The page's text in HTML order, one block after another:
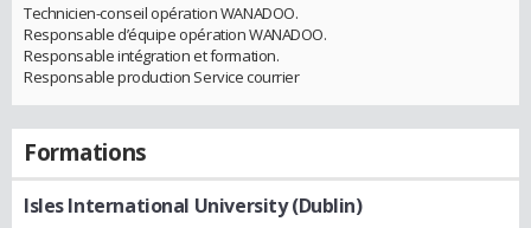
Technicien-conseil opération WANADOO.
Responsable d’équipe opération WANADOO.
Responsable intégration et formation.
Responsable production Service courrier
Formations
Isles International University (Dublin)